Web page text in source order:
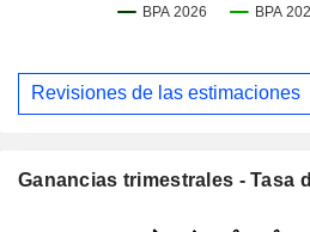
Revisiones de las estimaciones
Ganancias trimestrales - Tasa